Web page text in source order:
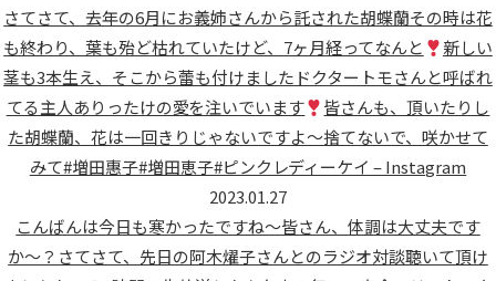
さてさて、去年の6月にお義姉さんから託された胡蝶蘭その時は花
も終わり、葉も殆ど枯れていたけど、7ヶ月経ってなんと
新しい
茎も3本生え、そこから蕾も付けました ドクタートモさんと呼ばれ
てる主人ありったけの愛を注いでいます
皆さんも、頂いたりし
た胡蝶蘭、花は一回きりじゃないですよ〜捨てないで、咲かせて
みて#増田惠子#増田恵子#ピンクレディーケイ – Instagram
2023.01.27
こんばんは今日も寒かったですね〜皆さん、体調は大丈夫です
か〜？さてさて、先日の阿木燿子さんとのラジオ対談聴いて頂け